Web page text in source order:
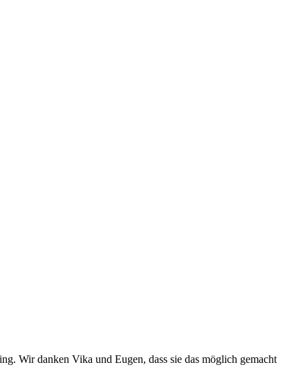
Wir danken Vika und Eugen, dass sie das möglich gemacht